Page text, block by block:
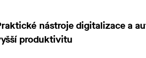
nástroje digitalizace a
produktivitu